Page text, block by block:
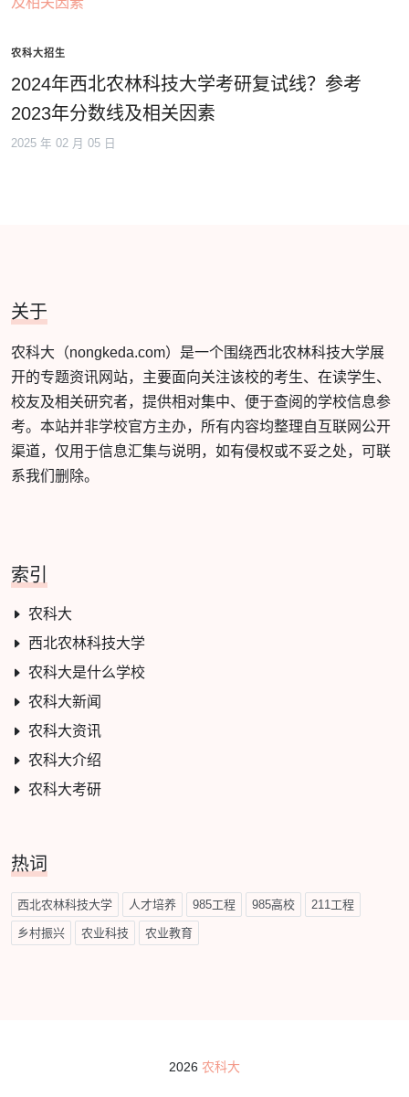
农科大招生
2024年西北农林科技大学考研复试线？参考
2023年分数线及相关因素
2025 年 02 月 05 日
关于
农科大（nongkeda.com）是一个围绕西北农林科技大学展
开的专题资讯网站，主要面向关注该校的考生、在读学生、
校友及相关研究者，提供相对集中、便于查阅的学校信息参
考。本站并非学校官方主办，所有内容均整理自互联网公开
渠道，仅用于信息汇集与说明，如有侵权或不妥之处，可联
系我们删除。
索引
农科大
西北农林科技大学
农科大是什么学校
农科大新闻
农科大资讯
农科大介绍
农科大考研
热词
西北农林科技大学 人才培养 985工程 985高校 211工程
乡村振兴 农业科技 农业教育
2026 农科大